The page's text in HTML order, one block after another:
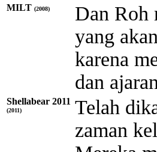
MILT (2008)
Dan Roh
yang
karena
dan
Shellabear 2011
(2011)
Telah
zaman